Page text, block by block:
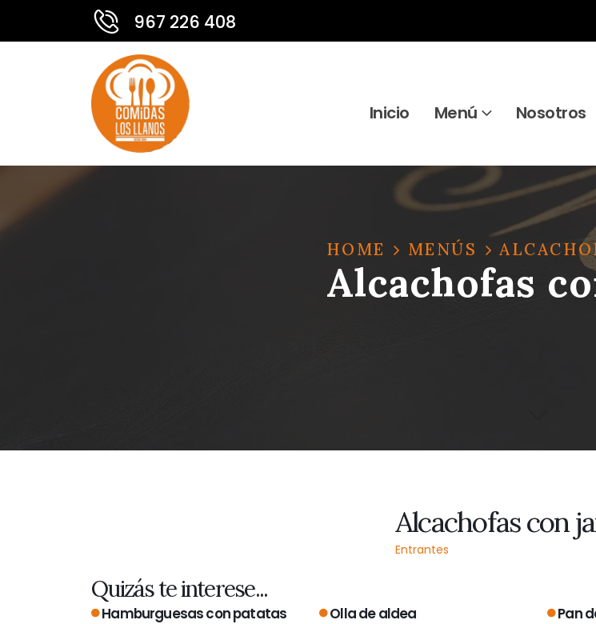
967 226 408
Inicio Menú Nosotros
HOME MENÚS
Alcachofas
Alcachofas con
Entrantes
Quizás te interese...
Hamburguesas con patatas Olla de aldea Pan